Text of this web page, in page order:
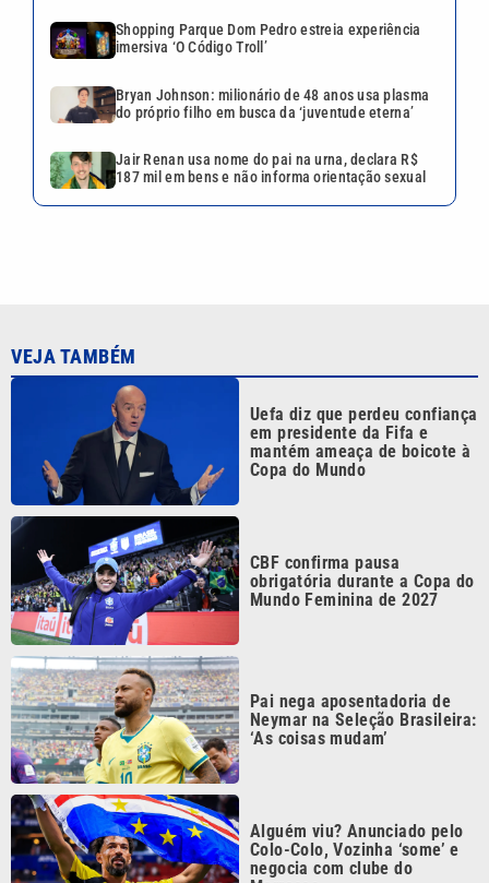
Shopping Parque Dom Pedro estreia experiência
imersiva ‘O Código Troll’
Bryan Johnson: milionário de 48 anos usa plasma
do próprio filho em busca da ‘juventude eterna’
Jair Renan usa nome do pai na urna, declara R$
187 mil em bens e não informa orientação sexual
em presidente da Fifa e
Copa do Mundo
Marrocos